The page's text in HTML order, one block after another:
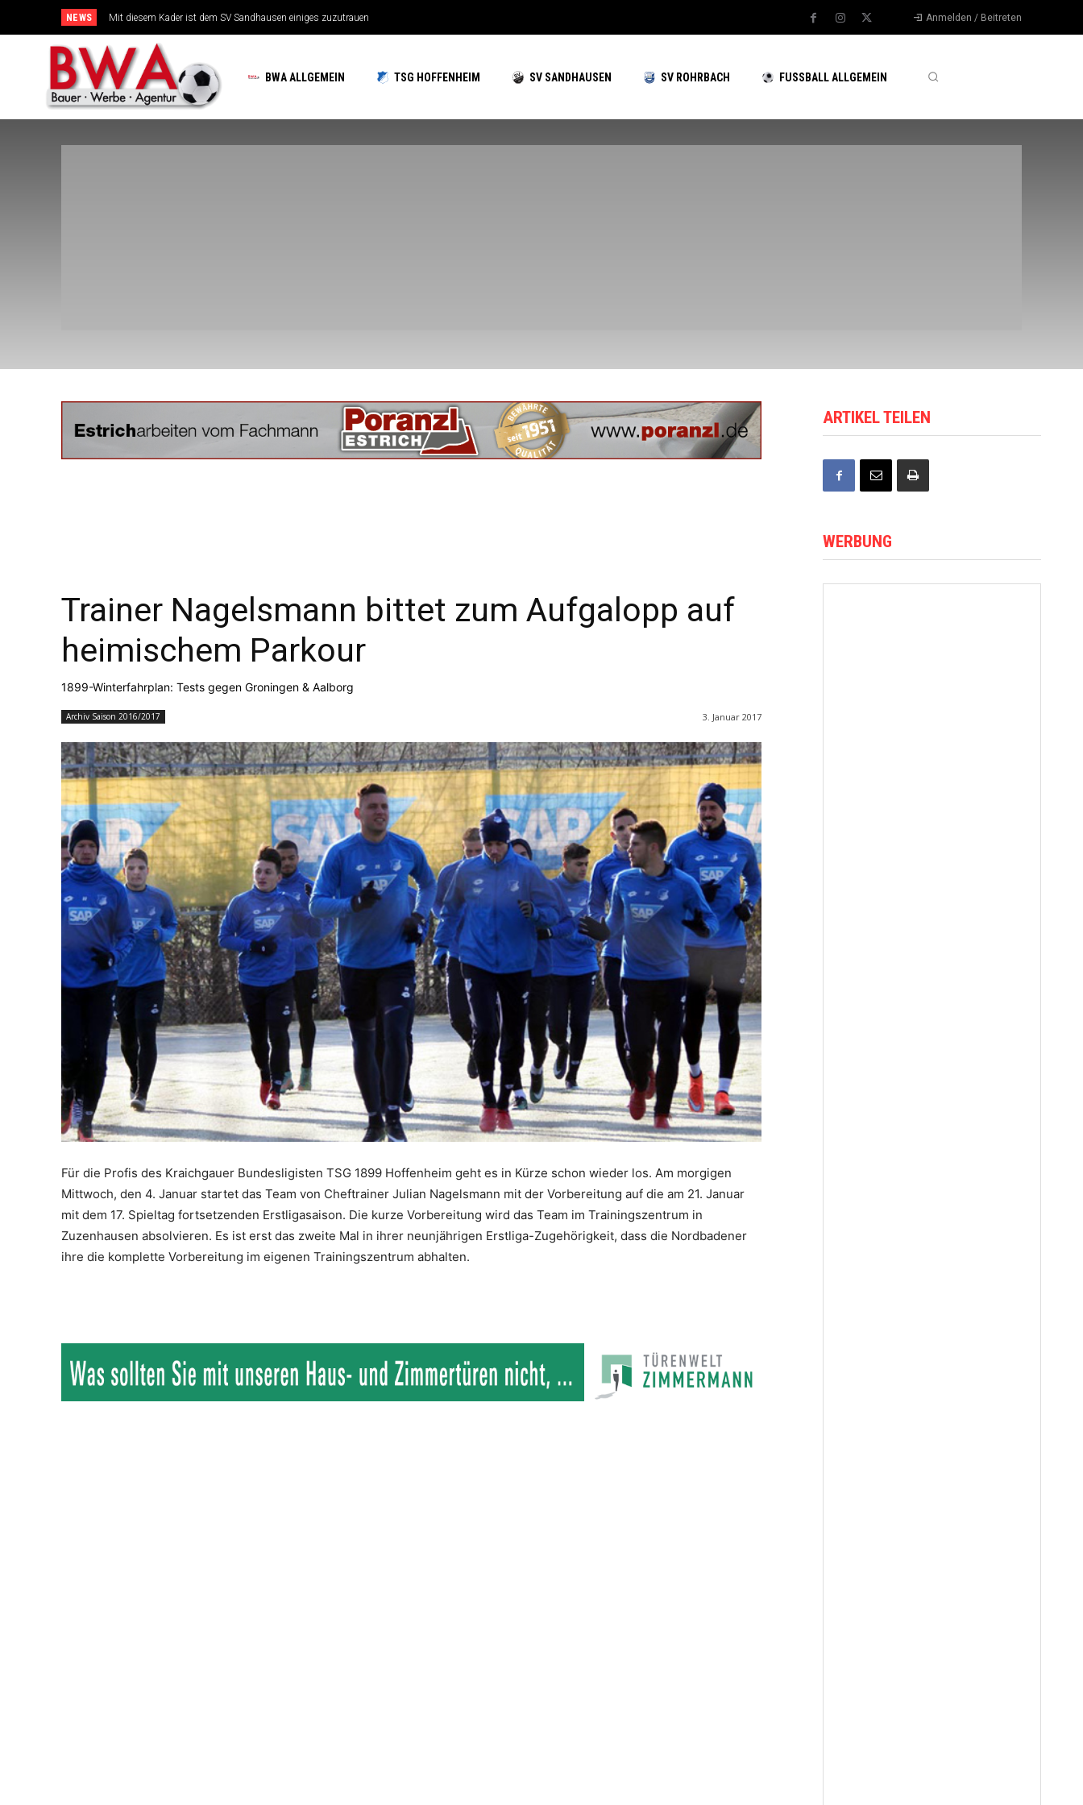
NEWS Mit diesem Kader ist dem SV Sandhausen einiges zuzutrauen
TSG-Erfolgsarchitekten sehen sich für den Tanz auf drei Hochzeiten gut aufgestellt Anmelden / Beitreten
BWA ALLGEMEIN TSG HOFFENHEIM SV SANDHAUSEN SV ROHRBACH FUSSBALL ALLGEMEIN
Trainer Nagelsmann bittet zum Aufgalopp auf
heimischem Parkour
1899-Winterfahrplan: Tests gegen Groningen & Aalborg
Archiv Saison 2016/2017 3. Januar 2017
Für die Profis des Kraichgauer Bundesligisten TSG 1899 Hoffenheim geht es in Kürze schon wieder los. Am morgigen
Mittwoch, den 4. Januar startet das Team von Cheftrainer Julian Nagelsmann mit der Vorbereitung auf die am 21. Januar
mit dem 17. Spieltag fortsetzenden Erstligasaison. Die kurze Vorbereitung wird das Team im Trainingszentrum in
Zuzenhausen absolvieren. Es ist erst das zweite Mal in ihrer neunjährigen Erstliga-Zugehörigkeit, dass die Nordbadener
ihre die komplette Vorbereitung im eigenen Trainingszentrum abhalten.
ARTIKEL TEILEN
WERBUNG